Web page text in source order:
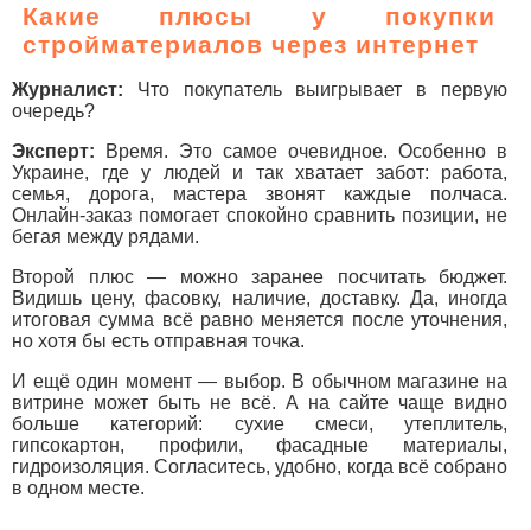
Какие плюсы у покупки
стройматериалов через интернет
Журналист: Что покупатель выигрывает в первую
очередь?
Эксперт: Время. Это самое очевидное. Особенно в
Украине, где у людей и так хватает забот: работа,
семья, дорога, мастера звонят каждые полчаса.
Онлайн-заказ помогает спокойно сравнить позиции, не
бегая между рядами.
Второй плюс — можно заранее посчитать бюджет.
Видишь цену, фасовку, наличие, доставку. Да, иногда
итоговая сумма всё равно меняется после уточнения,
но хотя бы есть отправная точка.
И ещё один момент — выбор. В обычном магазине на
витрине может быть не всё. А на сайте чаще видно
больше категорий: сухие смеси, утеплитель,
гипсокартон, профили, фасадные материалы,
гидроизоляция. Согласитесь, удобно, когда всё собрано
в одном месте.